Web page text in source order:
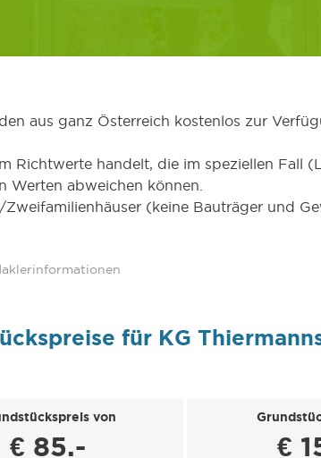
aus ganz Österreich kostenlos zur
Richtwerte handelt, die im speziellen Fall
Werten abweichen können.
(keine Bauträger und
für KG
von
€ 85.- €